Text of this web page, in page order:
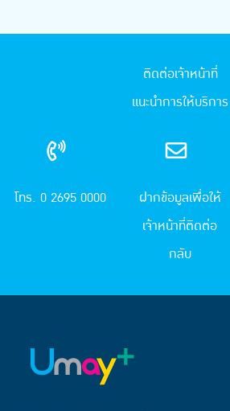
ติดต่อเจ้าหน้าที่
แนะนำการให้บริการ
โทร. 0 2695 0000
ฝากข้อมูลเพื่อให้
เจ้าหน้าที่ติดต่อ
กลับ